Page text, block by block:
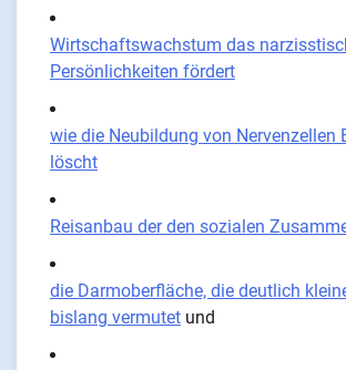
Wirtschaftswachstum das
Persönlichkeiten fördert
wie die Neubildung von Nervenzellen
löscht
Reisanbau der den sozialen
die Darmoberfläche, die deutlich
bislang vermutet und